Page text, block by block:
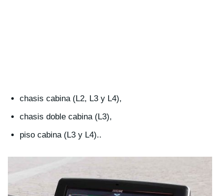
chasis cabina (L2, L3 y L4),
chasis doble cabina (L3),
piso cabina (L3 y L4)..